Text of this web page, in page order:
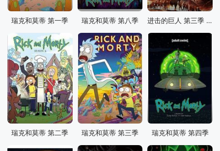
瑞克和莫蒂 第一季 瑞克和莫蒂 第八季 进击的巨人 第三季 Part.2
瑞克和莫蒂 第二季 瑞克和莫蒂 第三季 瑞克和莫蒂 第四季